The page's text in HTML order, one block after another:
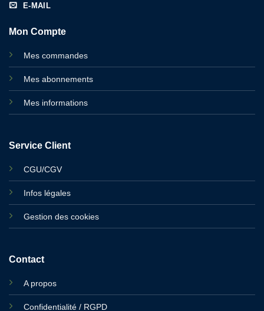
E-MAIL
Mon Compte
Mes commandes
Mes abonnements
Mes informations
Service Client
CGU/CGV
Infos légales
Gestion des cookies
Contact
A propos
Confidentialité / RGPD